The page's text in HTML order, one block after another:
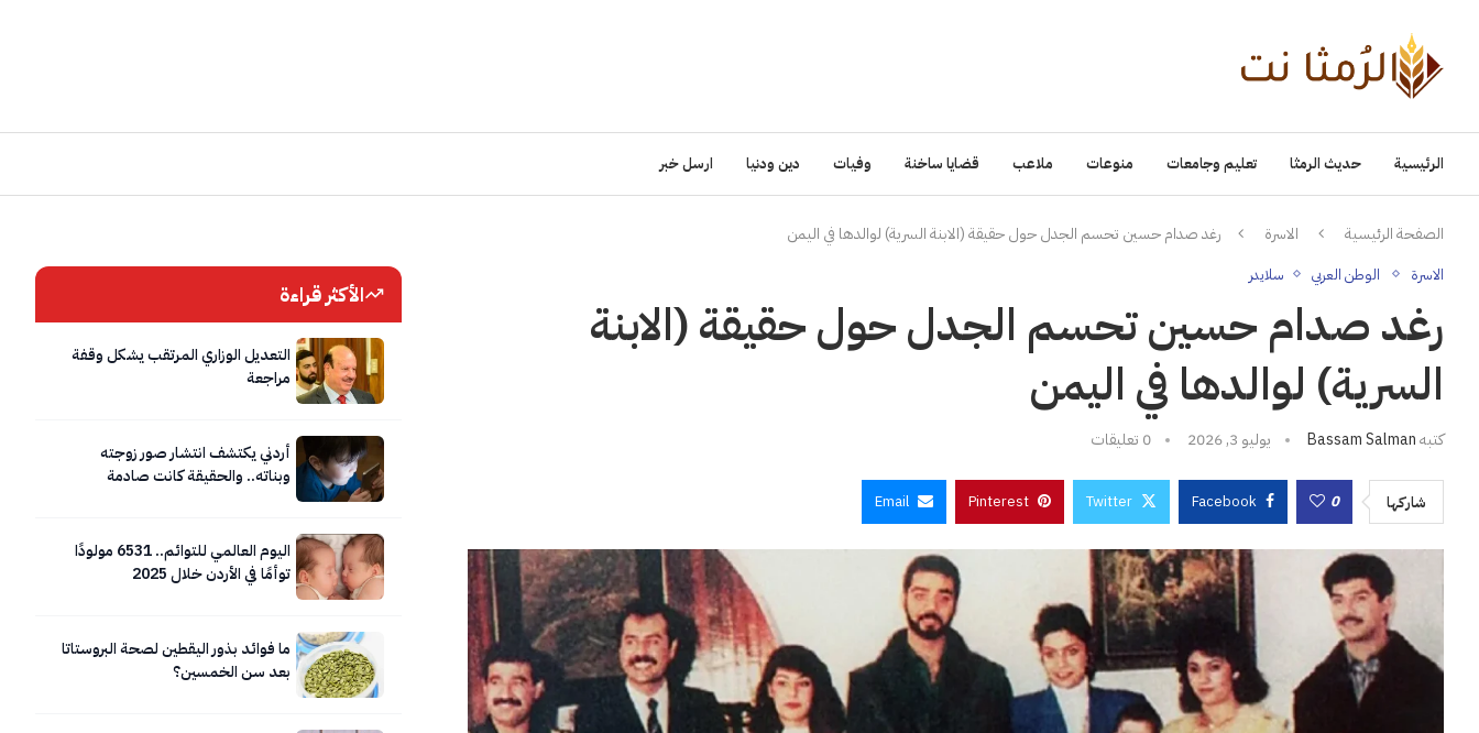
الرئيسية حديث الرمثا تعليم وجامعات منوعات ملاعب قضايا ساخنة وفيات دين ودنيا ارسل خبر
الصفحة الرئيسية الاسرة رغد صدام حسين تحسم الجدل حول حقيقة (الابنة السرية) لوالدها في اليمن
الاسرة الوطن العربي سلايدر
رغد صدام حسين تحسم الجدل حول حقيقة (الابنة
السرية) لوالدها في اليمن
كتبهBassam Salman يوليو 3, 2026 0 تعليقات
شاركها 0
Facebook
Twitter
Pinterest
Email
الأكثر قراءة
التعديل الوزاري المرتقب يشكل وقفة
مراجعة
أردني يكتشف انتشار صور زوجته
وبناته.. والحقيقة كانت صادمة
اليوم العالمي للتوائم.. 6531 مولودًا
توأمًا في الأردن خلال 2025
ما فوائد بذور اليقطين لصحة البروستاتا
بعد سن الخمسين؟